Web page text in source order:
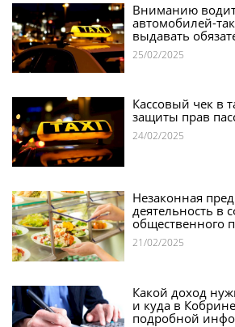
25/02/2025
Вниманию
автомобилей-
выдавать
24/02/2025
Кассовый чек в
защиты прав
21/02/2025
Незаконная
деятельность в
общественного
Какой доход
и куда в
подробной